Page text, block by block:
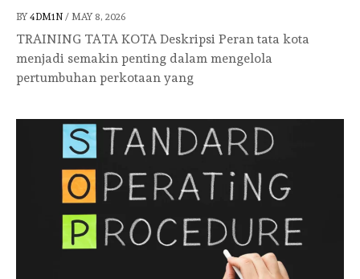
BY 4DM1N / MAY 8, 2026
TRAINING TATA KOTA Deskripsi Peran tata kota
menjadi semakin penting dalam mengelola
pertumbuhan perkotaan yang